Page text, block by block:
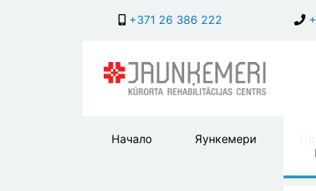
+371 26 386 222
MainНачало Яункемери